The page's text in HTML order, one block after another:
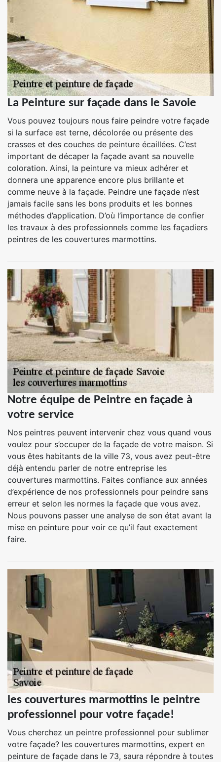
La Peinture sur façade dans le Savoie
Vous pouvez toujours nous faire peindre votre façade
si la surface est terne, décolorée ou présente des
crasses et des couches de peinture écaillées. C’est
important de décaper la façade avant sa nouvelle
coloration. Ainsi, la peinture va mieux adhérer et
donnera une apparence encore plus brillante et
comme neuve à la façade. Peindre une façade n’est
jamais facile sans les bons produits et les bonnes
méthodes d’application. D’où l’importance de confier
les travaux à des professionnels comme les façadiers
peintres de les couvertures marmottins.
Notre équipe de Peintre en façade à
votre service
Nos peintres peuvent intervenir chez vous quand vous
voulez pour s’occuper de la façade de votre maison. Si
vous êtes habitants de la ville 73, vous avez peut-être
déjà entendu parler de notre entreprise les
couvertures marmottins. Faites confiance aux années
d’expérience de nos professionnels pour peindre sans
erreur et selon les normes la façade que vous avez.
Nous pouvons passer une analyse de son état avant la
mise en peinture pour voir ce qu’il faut exactement
faire.
les couvertures marmottins le peintre
professionnel pour votre façade!
Vous cherchez un peintre professionnel pour sublimer
votre façade? les couvertures marmottins, expert en
peinture de façade dans le 73, saura répondre à toutes